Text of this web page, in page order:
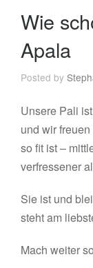
Wie
Apala
Posted by
Unsere Pali
und wir
so fit ist –
verfressener
Sie ist und
steht am
Mach weiter